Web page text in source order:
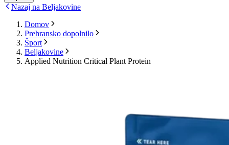
Nazaj na Beljakovine
Domov
Prehransko dopolnilo
Šport
Beljakovine
Applied Nutrition Critical Plant Protein